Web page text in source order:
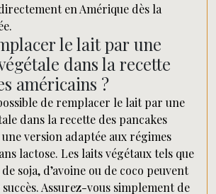
en Amérique dès la
le lait par une
dans la recette
américains ?
de remplacer le lait par une
dans la recette des pancakes
version adaptée aux régimes
lactose. Les laits végétaux tels que
soja, d’avoine ou de coco peuvent
Assurez-vous simplement de